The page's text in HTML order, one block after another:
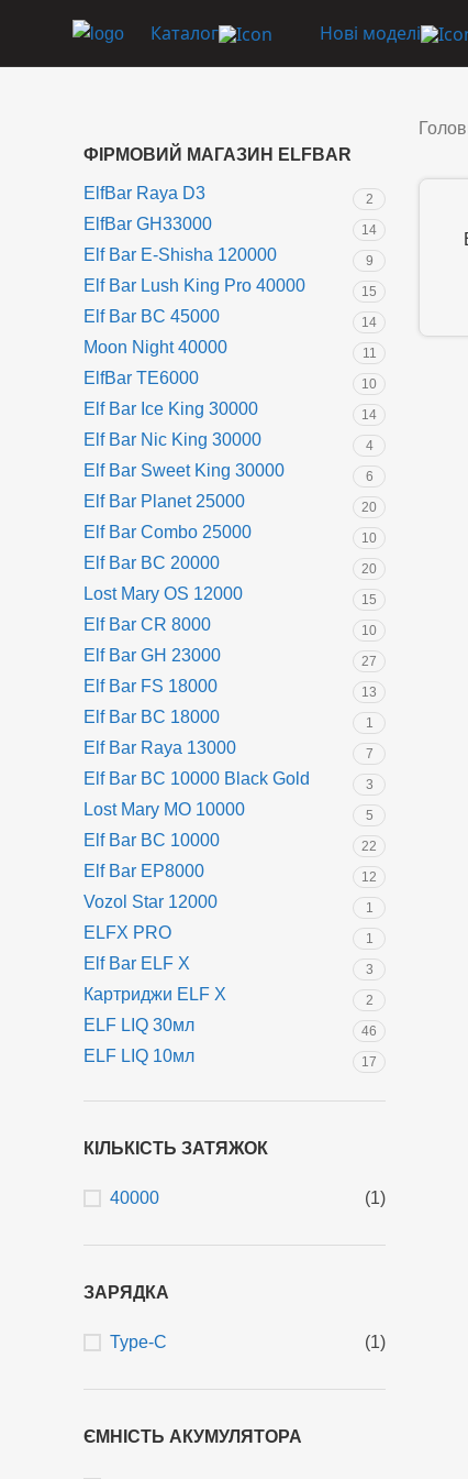
Каталог Нові моделі
ФІРМОВИЙ МАГАЗИН ELFBAR
ElfBar Raya D3 2
ElfBar GH33000 14
Elf Bar E-Shisha 120000 9
Elf Bar Lush King Pro 40000 15
Elf Bar BC 45000 14
Moon Night 40000 11
ElfBar TE6000 10
Elf Bar Ice King 30000 14
Elf Bar Nic King 30000 4
Elf Bar Sweet King 30000 6
Elf Bar Planet 25000 20
Elf Bar Combo 25000 10
Elf Bar BC 20000 20
Lost Mary OS 12000 15
Elf Bar CR 8000 10
Elf Bar GH 23000 27
Elf Bar FS 18000 13
Elf Bar BC 18000 1
Elf Bar Raya 13000 7
Elf Bar BC 10000 Black Gold 3
Lost Mary MO 10000 5
Elf Bar BC 10000 22
Elf Bar EP8000 12
Vozol Star 12000 1
ELFX PRO 1
Elf Bar ELF X 3
Картриджи ELF X 2
ELF LIQ 30мл 46
ELF LIQ 10мл 17
КІЛЬКІСТЬ ЗАТЯЖОК
40000 (1)
ЗАРЯДКА
Type-C (1)
ЄМНІСТЬ АКУМУЛЯТОРА